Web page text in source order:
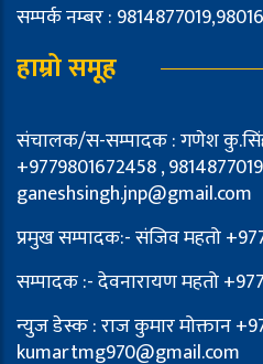
सम्पर्क नम्बर :
हाम्रो समूह
संचालक/स-सम्पादक : गणेश
+9779801672458 , 9814877019
ganeshsingh.jnp@gmail.com
प्रमुख सम्पादक:- संजिव महतो
सम्पादक :- देवनारायण महतो
न्युज डेस्क : राज कुमार मोक्तान
kumartmg970@gmail.com